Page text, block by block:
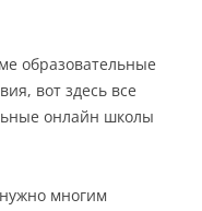
образовательные
вот здесь все
онлайн школы
многим